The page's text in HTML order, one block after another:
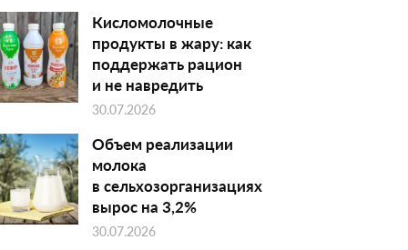
Кисломолочные
продукты в жару: как
поддержать рацион
и не навредить
30.07.2026
Объем реализации
молока
в сельхозорганизациях
вырос на 3,2%
30.07.2026